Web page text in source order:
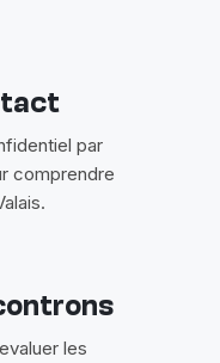
par
comprendre
les